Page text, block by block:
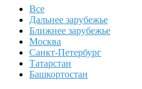
Все
Дальнее зарубежье
Ближнее зарубежье
Москва
Санкт-Петербург
Татарстан
Башкортостан